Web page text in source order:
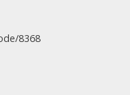
8368